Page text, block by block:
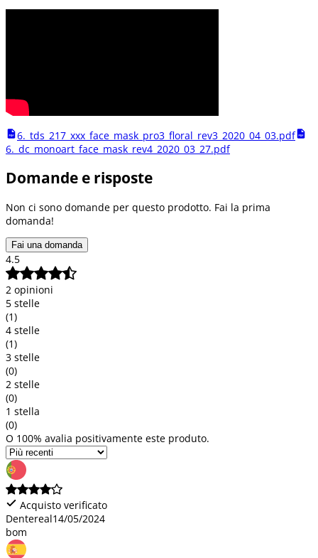
6._tds_217_xxx_face_mask_pro3_floral_rev3_2020_04_03.pdf
6._dc_monoart_face_mask_rev4_2020_03_27.pdf
Domande e risposte
Non ci sono domande per questo prodotto. Fai la prima
domanda!
Fai una domanda
4.5
2 opinioni
5 stelle
(1)
4 stelle
(1)
3 stelle
(0)
2 stelle
(0)
1 stella
(0)
O 100% avalia positivamente este produto.
Acquisto verificato
Dentereal14/05/2024
bom